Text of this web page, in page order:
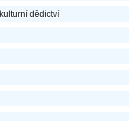
dědictví